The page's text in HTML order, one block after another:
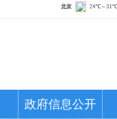
政府信息公开